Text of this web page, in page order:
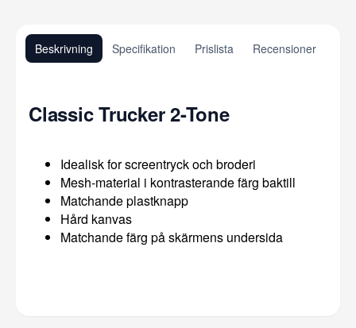
Beskrivning Specifikation Prislista Recensioner
Classic Trucker 2-Tone
Idealisk for screentryck och broderi
Mesh-material i kontrasterande färg baktill
Matchande plastknapp
Hård kanvas
Matchande färg på skärmens undersida